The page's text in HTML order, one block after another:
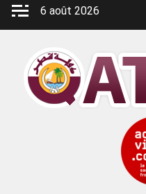
Aller
6 août 2026